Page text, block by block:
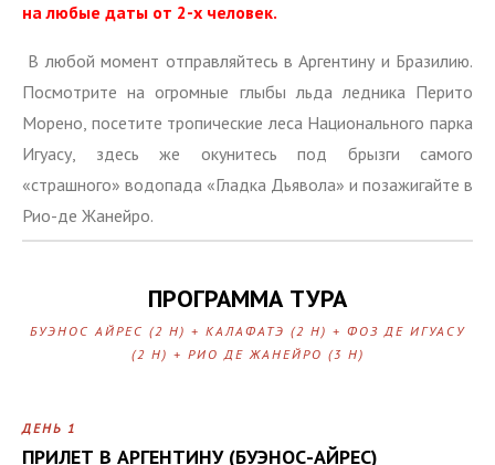
на любые даты от 2-х человек.
В любой момент отправляйтесь в Аргентину и Бразилию.
Посмотрите на огромные глыбы льда ледника Перито
Морено, посетите тропические леса Национального парка
Игуасу, здесь же окунитесь под брызги самого
«страшного» водопада «Гладка Дьявола» и позажигайте в
Рио-де Жанейро.
ПРОГРАММА ТУРА
БУЭНОС АЙРЕС (2 Н) + КАЛАФАТЭ (2 Н) + ФОЗ ДЕ ИГУАСУ
(2 Н) + РИО ДЕ ЖАНЕЙРО (3 Н)
ДЕНЬ 1
ПРИЛЕТ В АРГЕНТИНУ (БУЭНОС-АЙРЕС)